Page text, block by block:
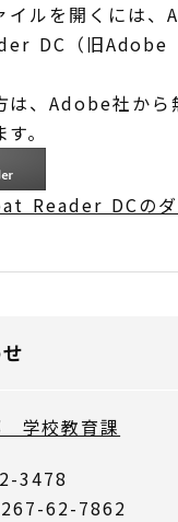
イルを開くには、
DC（旧Adobe
は、Adobe社から
。
Reader DCのダ
学校教育課
3478
62-7862